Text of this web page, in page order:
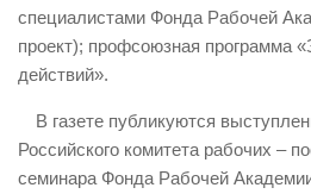
специалистами Фонда Рабочей
проект); профсоюзная программа
действий».
В газете публикуются
Российского комитета рабочих –
семинара Фонда Рабочей